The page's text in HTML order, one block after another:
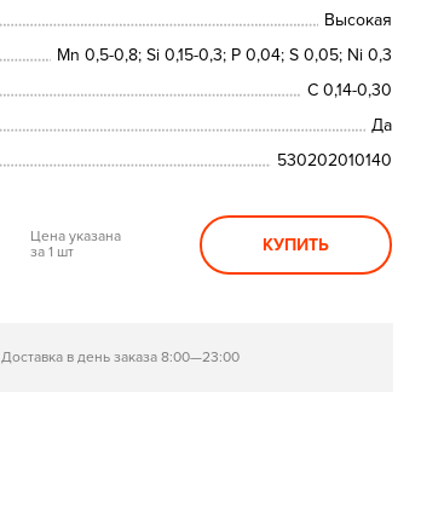
Высокая
Mn 0,5-0,8; Si 0,15-0,3; P 0,04; S 0,05; Ni 0,3
C 0,14-0,30
Да
530202010140
Цена указана
за 1 шт
КУПИТЬ
Доставка в день заказа 8:00—23:00